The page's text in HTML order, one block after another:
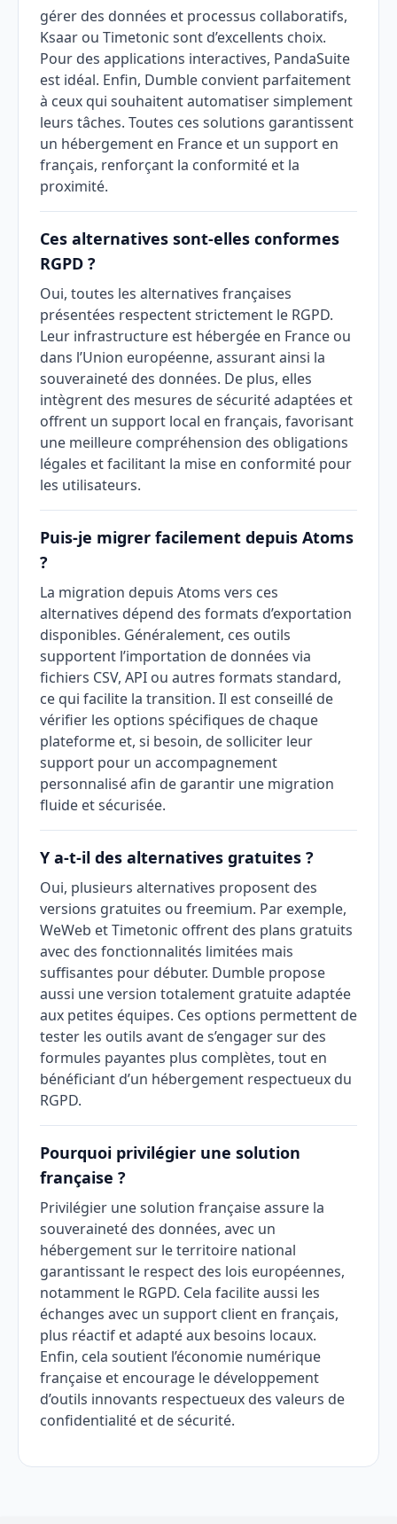
gérer des données et processus collaboratifs,
Ksaar ou Timetonic sont d’excellents choix.
Pour des applications interactives, PandaSuite
est idéal. Enfin, Dumble convient parfaitement
à ceux qui souhaitent automatiser simplement
leurs tâches. Toutes ces solutions garantissent
un hébergement en France et un support en
français, renforçant la conformité et la
proximité.
Ces alternatives sont-elles conformes
RGPD ?
Oui, toutes les alternatives françaises
présentées respectent strictement le RGPD.
Leur infrastructure est hébergée en France ou
dans l’Union européenne, assurant ainsi la
souveraineté des données. De plus, elles
intègrent des mesures de sécurité adaptées et
offrent un support local en français, favorisant
une meilleure compréhension des obligations
légales et facilitant la mise en conformité pour
les utilisateurs.
Puis-je migrer facilement depuis Atoms
?
La migration depuis Atoms vers ces
alternatives dépend des formats d’exportation
disponibles. Généralement, ces outils
supportent l’importation de données via
fichiers CSV, API ou autres formats standard,
ce qui facilite la transition. Il est conseillé de
vérifier les options spécifiques de chaque
plateforme et, si besoin, de solliciter leur
support pour un accompagnement
personnalisé afin de garantir une migration
fluide et sécurisée.
Y a-t-il des alternatives gratuites ?
Oui, plusieurs alternatives proposent des
versions gratuites ou freemium. Par exemple,
WeWeb et Timetonic offrent des plans gratuits
avec des fonctionnalités limitées mais
suffisantes pour débuter. Dumble propose
aussi une version totalement gratuite adaptée
aux petites équipes. Ces options permettent de
tester les outils avant de s’engager sur des
formules payantes plus complètes, tout en
bénéficiant d’un hébergement respectueux du
RGPD.
Pourquoi privilégier une solution
française ?
Privilégier une solution française assure la
souveraineté des données, avec un
hébergement sur le territoire national
garantissant le respect des lois européennes,
notamment le RGPD. Cela facilite aussi les
échanges avec un support client en français,
plus réactif et adapté aux besoins locaux.
Enfin, cela soutient l’économie numérique
française et encourage le développement
d’outils innovants respectueux des valeurs de
confidentialité et de sécurité.